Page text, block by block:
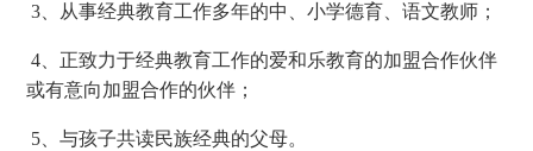
3、从事经典教育工作多年的中、小学德育、语文教师；
4、正致力于经典教育工作的爱和乐教育的加盟合作伙伴
或有意向加盟合作的伙伴；
5、与孩子共读民族经典的父母。